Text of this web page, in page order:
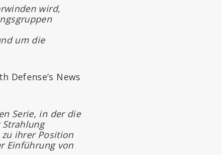
wird,
um die
Defense’s News
Serie, in der die
zu ihrer Position
Einführung von